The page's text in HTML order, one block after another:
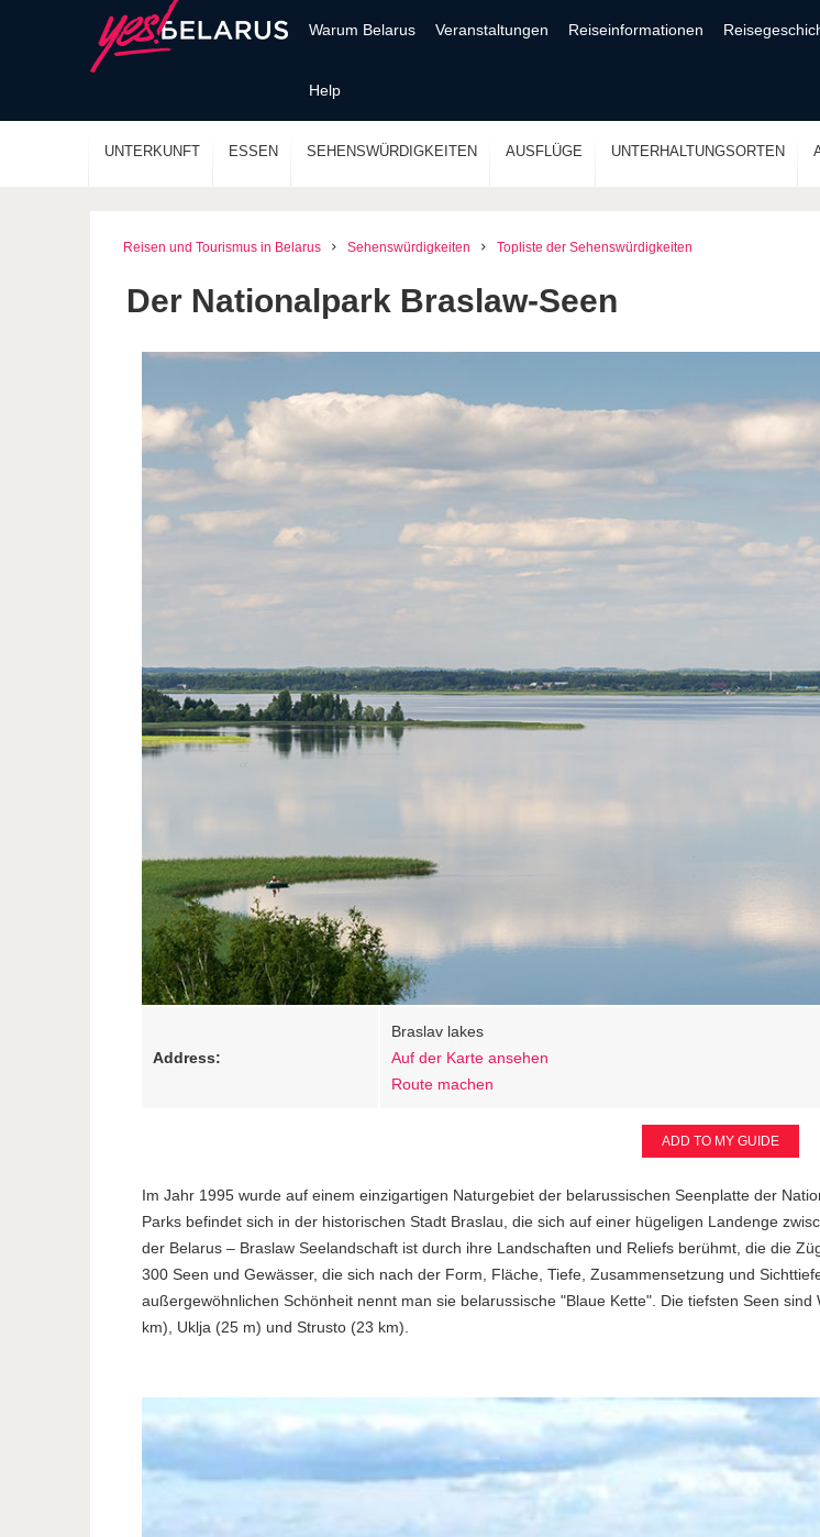
Warum Belarus Veranstaltungen Reiseinformationen
Help
UNTERKUNFT ESSEN SEHENSWÜRDIGKEITEN AUSFLÜGE UNTERHALTUNGSORTEN
Reisen und Tourismus in Belarus Sehenswürdigkeiten Topliste der Sehenswürdigkeiten
Der Nationalpark Braslaw-Seen
Address:
Braslav lakes
Auf der Karte ansehen
Route machen
ADD TO MY GUIDE
Im Jahr 1995 wurde auf einem einzigartigen Naturgebiet der belarussischen Seenplatte der
Parks befindet sich in der historischen Stadt Braslau, die sich auf einer hügeligen Landenge
der Belarus – Braslaw Seelandschaft ist durch ihre Landschaften und Reliefs berühmt, die die
300 Seen und Gewässer, die sich nach der Form, Fläche, Tiefe, Zusammensetzung und
außergewöhnlichen Schönheit nennt man sie belarussische "Blaue Kette". Die tiefsten Seen
km), Uklja (25 m) und Strusto (23 km).